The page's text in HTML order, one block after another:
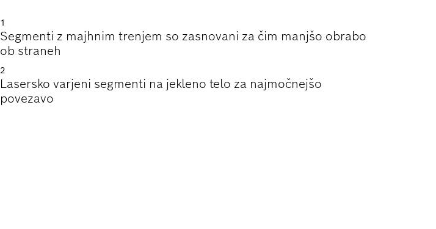
1
Segmenti z majhnim trenjem so zasnovani za čim manjšo obrabo
ob straneh
2
Lasersko varjeni segmenti na jekleno telo za najmočnejšo
povezavo